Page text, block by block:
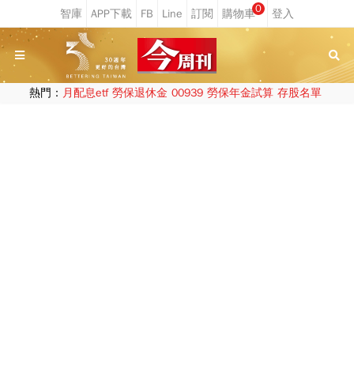
0
熱門： 月配息etf 勞保退休金 00939 勞保年金試算 存股名單